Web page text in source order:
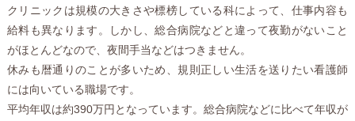
クリニックは規模の大きさや標榜している科によって、仕事内容も
給料も異なります。しかし、総合病院などと違って夜勤がないこと
がほとんどなので、夜間手当などはつきません。
休みも暦通りのことが多いため、規則正しい生活を送りたい看護師
には向いている職場です。
平均年収は約390万円となっています。総合病院などに比べて年収が